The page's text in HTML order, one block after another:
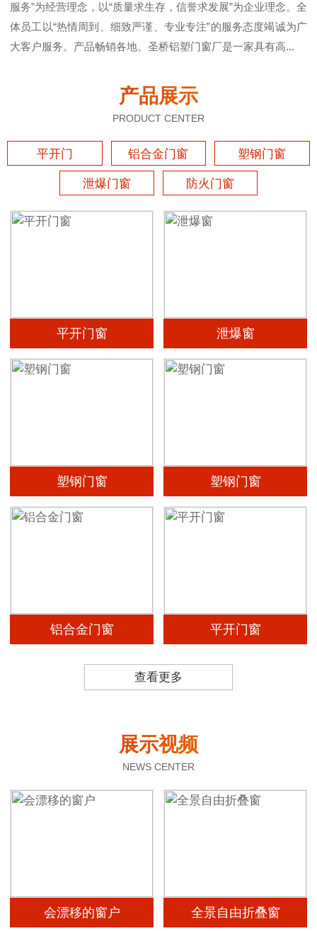
服务”为经营理念，以“质量求生存，信誉求发展”为企业理念。全
体员工以“热情周到、细致严谨、专业专注”的服务态度竭诚为广
大客户服务。产品畅销各地。圣桥铝塑门窗厂是一家具有高...
产品展示
PRODUCT CENTER
平开门 铝合金门窗 塑钢门窗
泄爆门窗 防火门窗
平开门窗 泄爆窗
塑钢门窗 塑钢门窗
铝合金门窗 平开门窗
查看更多
展示视频
NEWS CENTER
会漂移的窗户 全景自由折叠窗